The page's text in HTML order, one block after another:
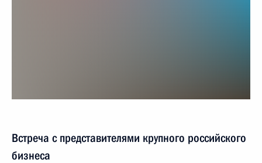
Встреча с представителями крупного российского
бизнеса